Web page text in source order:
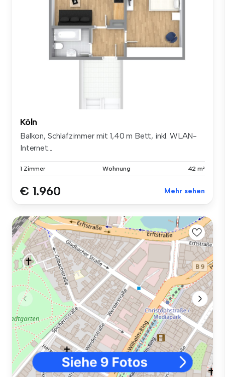
Köln
Balkon, Schlafzimmer mit 1,40 m Bett, inkl. WLAN-
Internet...
1 Zimmer Wohnung 42 m²
€ 1.960 Mehr sehen